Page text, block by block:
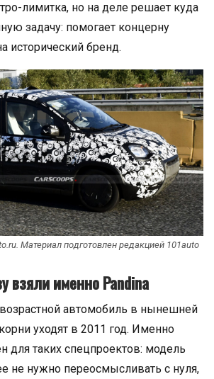
лимитка, но на деле решает куда
задачу: помогает концерну
исторический бренд.
Материал подготовлен редакцией 101auto
взяли именно Pandina
автомобиль в нынешней
уходят в 2011 год. Именно
для таких спецпроектов: модель
не нужно переосмысливать с нуля,